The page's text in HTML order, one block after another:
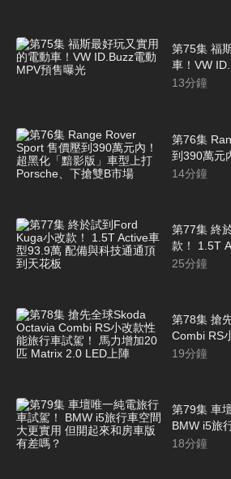
第75集 福
車！VW
光
13分鐘
第76集
到390萬元
車型上打
14分鐘
第77集 終
款！ 1.5T
與科技通通
25分鐘
第78集 搶
Combi RS
駕！ 馬力
19分鐘
第79集 車
BMW i5旅
起來和房車
18分鐘